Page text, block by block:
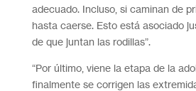
adecuado. Incluso, si caminan de
hasta caerse. Esto está asociado
de que juntan las rodillas”.
“Por último, viene la etapa de la
finalmente se corrigen las